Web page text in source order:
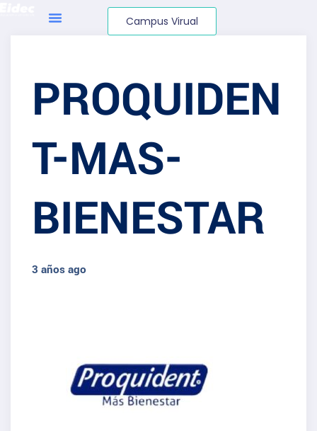
Campus Virual
PROQUIDEN
T-MAS-
BIENESTAR
3 años ago